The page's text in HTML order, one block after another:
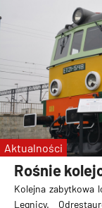
MPK Wrocław
tramwaje
Śląsk Wrocław
WKS
Rośnie
Kolejna zabytkowa
Legnicy.
Aktualności